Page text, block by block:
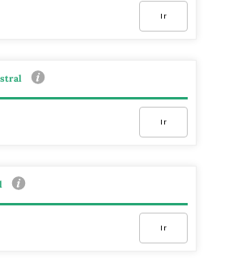
Ir
Ir
Ir